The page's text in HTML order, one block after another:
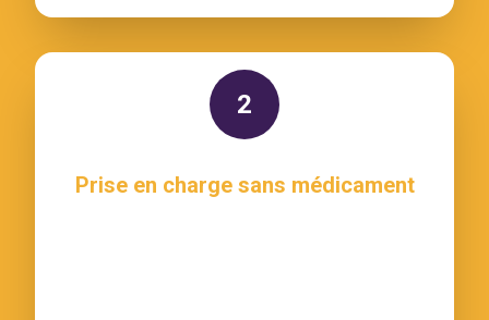
2
Prise en charge sans médicament